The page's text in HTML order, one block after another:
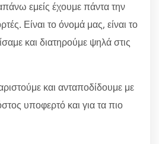
εμείς έχουμε πάντα την
Είναι το όνομά μας, είναι το
και διατηρούμε ψηλά στις
και ανταποδίδουμε με
υποφερτό και για τα πιο